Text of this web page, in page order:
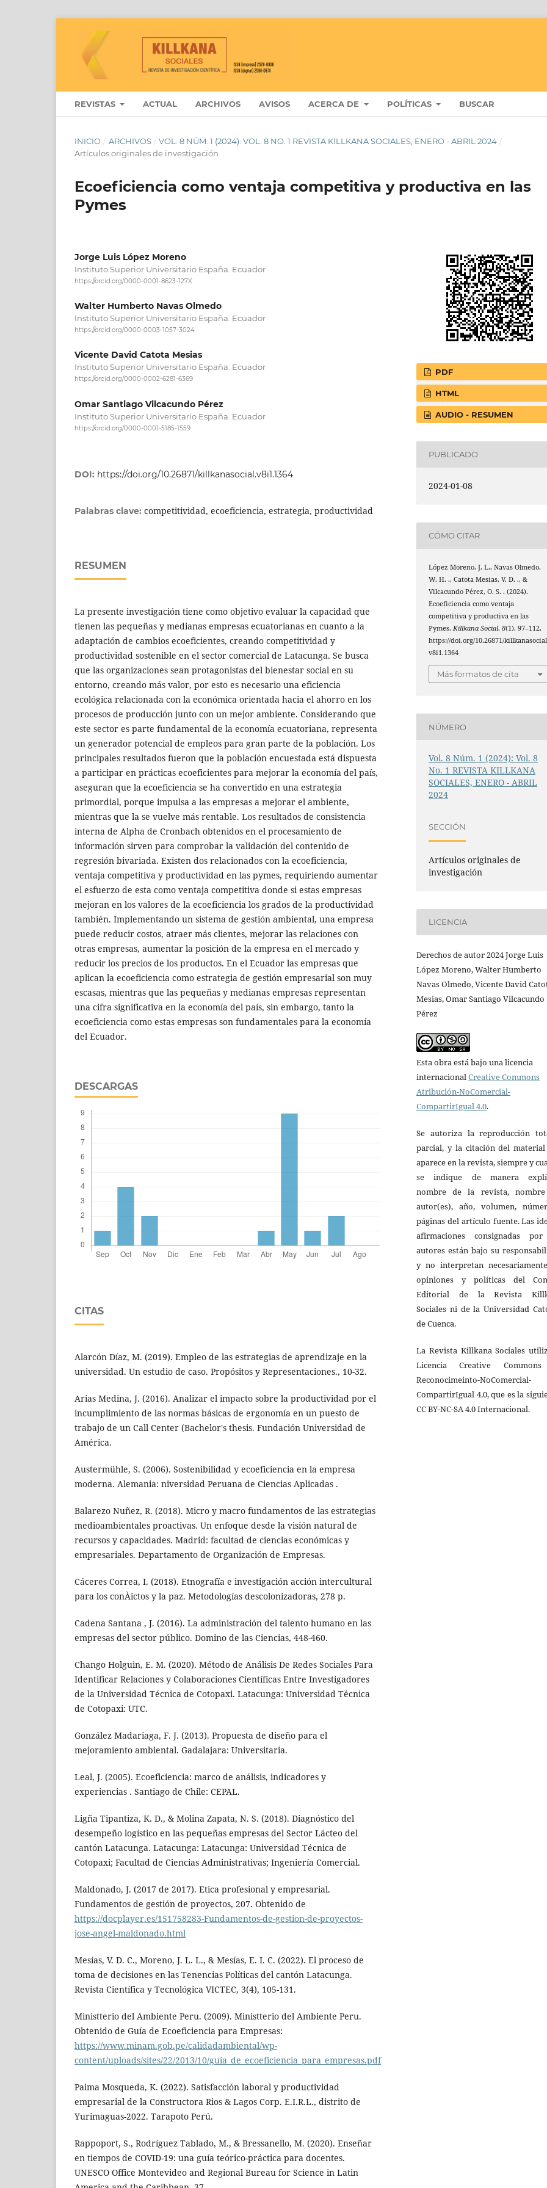
REVISTAS ACTUAL ARCHIVOS AVISOS ACERCA DE POLÍTICAS BUSCAR
INICIO / ARCHIVOS / VOL. 8 NÚM. 1 (2024): VOL. 8 NO. 1 REVISTA KILLKANA SOCIALES, ENERO - ABRIL 2024 /
Artículos originales de investigación
Ecoeficiencia como ventaja competitiva y productiva en las
Pymes
Jorge Luis López Moreno
Instituto Superior Universitario España. Ecuador
https://orcid.org/0000-0001-8623-127X
Walter Humberto Navas Olmedo
Instituto Superior Universitario España. Ecuador
https://orcid.org/0000-0003-1057-3024
Vicente David Catota Mesias
Instituto Superior Universitario España. Ecuador
https://orcid.org/0000-0002-6281-6369
Omar Santiago Vilcacundo Pérez
Instituto Superior Universitario España. Ecuador
https://orcid.org/0000-0001-5185-1559
DOI: https://doi.org/10.26871/killkanasocial.v8i1.1364
Palabras clave: competitividad, ecoeficiencia, estrategia, productividad
RESUMEN
La presente investigación tiene como objetivo evaluar la capacidad que
tienen las pequeñas y medianas empresas ecuatorianas en cuanto a la
adaptación de cambios ecoeficientes, creando competitividad y
productividad sostenible en el sector comercial de Latacunga. Se busca
que las organizaciones sean protagonistas del bienestar social en su
entorno, creando más valor, por esto es necesario una eficiencia
ecológica relacionada con la económica orientada hacia el ahorro en los
procesos de producción junto con un mejor ambiente. Considerando que
este sector es parte fundamental de la economía ecuatoriana, representa
un generador potencial de empleos para gran parte de la población. Los
principales resultados fueron que la población encuestada está dispuesta
a participar en prácticas ecoeficientes para mejorar la economía del país,
aseguran que la ecoeficiencia se ha convertido en una estrategia
primordial, porque impulsa a las empresas a mejorar el ambiente,
mientras que la se vuelve más rentable. Los resultados de consistencia
interna de Alpha de Cronbach obtenidos en el procesamiento de
información sirven para comprobar la validación del contenido de
regresión bivariada. Existen dos relacionados con la ecoeficiencia,
ventaja competitiva y productividad en las pymes, requiriendo aumentar
el esfuerzo de esta como ventaja competitiva donde si estas empresas
mejoran en los valores de la ecoeficiencia los grados de la productividad
también. Implementando un sistema de gestión ambiental, una empresa
puede reducir costos, atraer más clientes, mejorar las relaciones con
otras empresas, aumentar la posición de la empresa en el mercado y
reducir los precios de los productos. En el Ecuador las empresas que
aplican la ecoeficiencia como estrategia de gestión empresarial son muy
escasas, mientras que las pequeñas y medianas empresas representan
una cifra significativa en la economía del país, sin embargo, tanto la
ecoeficiencia como estas empresas son fundamentales para la economía
del Ecuador.
DESCARGAS
CITAS
Alarcón Díaz, M. (2019). Empleo de las estrategias de aprendizaje en la
universidad. Un estudio de caso. Propósitos y Representaciones., 10-32.
Arias Medina, J. (2016). Analizar el impacto sobre la productividad por el
incumplimiento de las normas básicas de ergonomía en un puesto de
trabajo de un Call Center (Bachelor's thesis. Fundación Universidad de
América.
Austermühle, S. (2006). Sostenibilidad y ecoeficiencia en la empresa
moderna. Alemania: niversidad Peruana de Ciencias Aplicadas .
Balarezo Nuñez, R. (2018). Micro y macro fundamentos de las estrategias
medioambientales proactivas. Un enfoque desde la visión natural de
recursos y capacidades. Madrid: facultad de ciencias económicas y
empresariales. Departamento de Organización de Empresas.
Cáceres Correa, I. (2018). Etnografía e investigación acción intercultural
para los conÀictos y la paz. Metodologías descolonizadoras, 278 p.
Cadena Santana , J. (2016). La administración del talento humano en las
empresas del sector público. Domino de las Ciencias, 448-460.
Chango Holguin, E. M. (2020). Método de Análisis De Redes Sociales Para
Identificar Relaciones y Colaboraciones Científicas Entre Investigadores
de la Universidad Técnica de Cotopaxi. Latacunga: Universidad Técnica
de Cotopaxi: UTC.
González Madariaga, F. J. (2013). Propuesta de diseño para el
mejoramiento ambiental. Gadalajara: Universitaria.
Leal, J. (2005). Ecoeficiencia: marco de análisis, indicadores y
experiencias . Santiago de Chile: CEPAL.
Ligña Tipantiza, K. D., & Molina Zapata, N. S. (2018). Diagnóstico del
desempeño logístico en las pequeñas empresas del Sector Lácteo del
cantón Latacunga. Latacunga: Latacunga: Universidad Técnica de
Cotopaxi; Facultad de Ciencias Administrativas; Ingeniería Comercial.
Maldonado, J. (2017 de 2017). Etica profesional y empresarial.
Fundamentos de gestión de proyectos, 207. Obtenido de
https://docplayer.es/151758283-Fundamentos-de-gestion-de-proyectos-
jose-angel-maldonado.html
Mesías, V. D. C., Moreno, J. L. L., & Mesías, E. I. C. (2022). El proceso de
toma de decisiones en las Tenencias Políticas del cantón Latacunga.
Revista Científica y Tecnológica VICTEC, 3(4), 105-131.
Ministterio del Ambiente Peru. (2009). Ministterio del Ambiente Peru.
Obtenido de Guía de Ecoeficiencia para Empresas:
https://www.minam.gob.pe/calidadambiental/wp-
content/uploads/sites/22/2013/10/guia_de_ecoeficiencia_para_empresas.pdf
Paima Mosqueda, K. (2022). Satisfacción laboral y productividad
empresarial de la Constructora Rios & Lagos Corp. E.I.R.L., distrito de
Yurimaguas-2022. Tarapoto Perú.
Rappoport, S., Rodríguez Tablado, M., & Bressanello, M. (2020). Enseñar
en tiempos de COVID-19: una guía teórico-práctica para docentes.
UNESCO Office Montevideo and Regional Bureau for Science in Latin
PDF
HTML
AUDIO - RESUMEN
PUBLICADO
2024-01-08
CÓMO CITAR
López Moreno, J. L., Navas Olmedo,
W. H. ., Catota Mesias, V. D. ., &
Vilcacundo Pérez, O. S. . (2024).
Ecoeficiencia como ventaja
competitiva y productiva en las
Pymes.Killkana Social,8(1), 97–112.
https://doi.org/10.26871/
v8i1.1364
Más formatos de cita
NÚMERO
Vol. 8 Núm. 1 (2024): Vol. 8
No. 1 REVISTA KILLKANA
SOCIALES, ENERO - ABRIL
2024
SECCIÓN
Artículos originales de
investigación
LICENCIA
Derechos de autor 2024 Jorge Luis
López Moreno, Walter Humberto
Navas Olmedo, Vicente David
Mesias, Omar Santiago Vilcacundo
Pérez
Esta obra está bajo una licencia
internacional Creative Commons
Atribución-NoComercial-
CompartirIgual 4.0.
Se autoriza la reproducción
parcial, y la citación del
aparece en la revista, siempre y
se indique de manera
nombre de la revista,
autor(es), año, volumen,
páginas del artículo fuente. Las
afirmaciones consignadas
autores están bajo su
y no interpretan
opiniones y políticas del
Editorial de la Revista
Sociales ni de la Universidad
de Cuenca.
La Revista Killkana Sociales
Licencia Creative
Reconocimeinto-NoComercial-
CompartirIgual 4.0, que es la
CC BY-NC-SA 4.0 Internacional.